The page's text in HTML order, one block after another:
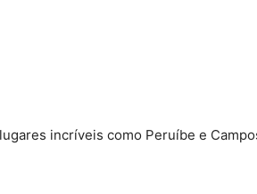
incríveis como Peruíbe e